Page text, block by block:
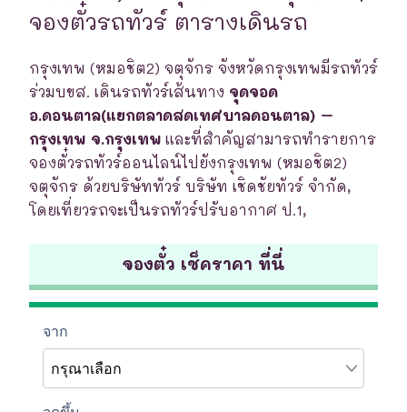
จองตั๋วรถทัวร์ ตารางเดินรถ
กรุงเทพ (หมอชิต2) จตุจักร จังหวัดกรุงเทพมีรถทัวร์
ร่วมบขส. เดินรถทัวร์เส้นทาง จุดจอด
อ.ดอนตาล(แยกตลาดสดเทศบาลดอนตาล) –
กรุงเทพ จ.กรุงเทพ และที่สำคัญสามารถทำรายการ
จองตั๋วรถทัวร์ออนไลน์ไปยังกรุงเทพ (หมอชิต2)
จตุจักร ด้วยบริษัททัวร์ บริษัท เชิดชัยทัวร์ จำกัด,
โดยเที่ยวรถจะเป็นรถทัวร์ปรับอากาศ ป.1,
จองตั๋ว เช็คราคา ที่นี่